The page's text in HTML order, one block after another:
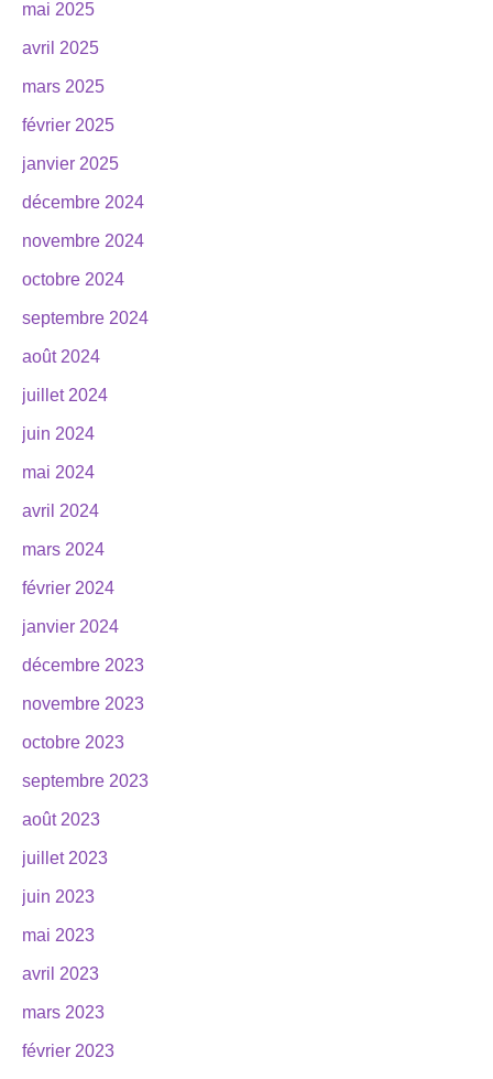
mai 2025
avril 2025
mars 2025
février 2025
janvier 2025
décembre 2024
novembre 2024
octobre 2024
septembre 2024
août 2024
juillet 2024
juin 2024
mai 2024
avril 2024
mars 2024
février 2024
janvier 2024
décembre 2023
novembre 2023
octobre 2023
septembre 2023
août 2023
juillet 2023
juin 2023
mai 2023
avril 2023
mars 2023
février 2023